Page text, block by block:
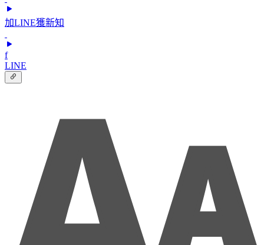
加LINE獲新知
f
LINE